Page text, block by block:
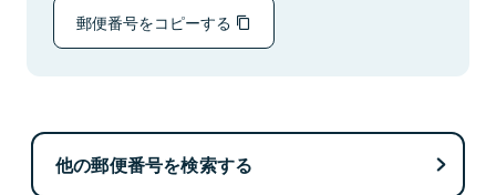
郵便番号をコピーする
他の郵便番号を検索する